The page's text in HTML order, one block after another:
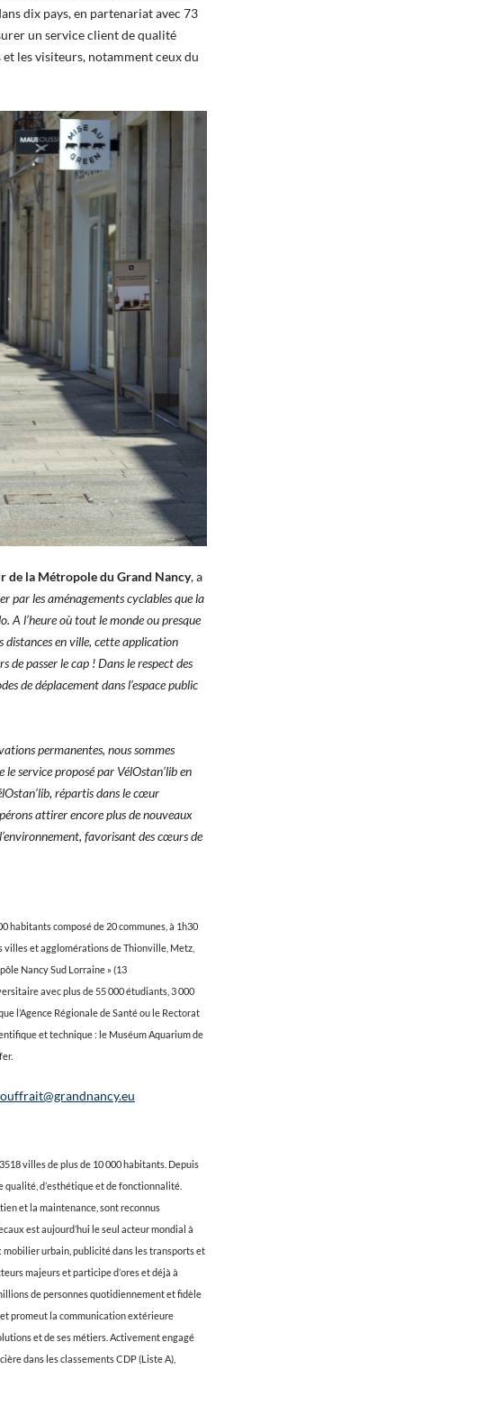
dix pays, en partenariat avec 73
un service client de qualité
les visiteurs, notamment ceux du
de la Métropole du Grand Nancy, a
par les aménagements cyclables que la
A l’heure où tout le monde ou presque
distances en ville, cette application
de passer le cap ! Dans le respect des
de déplacement dans l’espace public
permanentes, nous sommes
service proposé par VélOstan’lib en
répartis dans le cœur
attirer encore plus de nouveaux
favorisant des cœurs de
habitants composé de 20 communes, à 1h30
villes et agglomérations de Thionville, Metz,
Nancy Sud Lorraine » (13
avec plus de 55 000 étudiants, 3 000
l’Agence Régionale de Santé ou le Rectorat
et technique : le Muséum Aquarium de
villes de plus de 10 000 habitants. Depuis
qualité, d’esthétique et de fonctionnalité.
et la maintenance, sont reconnus
est aujourd’hui le seul acteur mondial à
urbain, publicité dans les transports et
majeurs et participe d’ores et déjà à
de personnes quotidiennement et fidèle
promeut la communication extérieure
et de ses métiers. Activement engagé
dans les classements CDP (Liste A),